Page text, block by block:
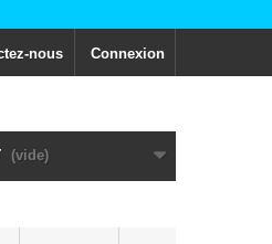
Connexion
nous
(vide)